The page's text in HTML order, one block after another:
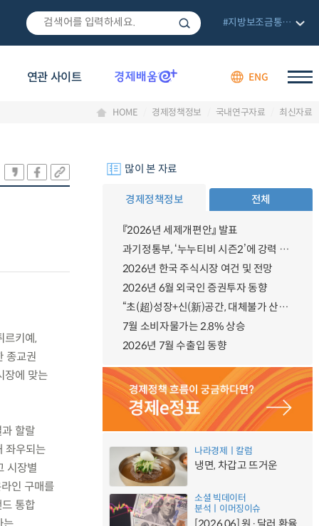
연관 사이트 ENG
#지방보조금통합관리망
HOME 경제정책정보 국내연구자료 최신자료
르키예,
종교권
장에 맞는
할랄
좌우되는
시장별
인 구매를
통합
많이 본 자료
경제정책정보 전체
『2026년 세제개편안』 발표
과기정통부, ‘누누티비 시즌2’에 강력 대응 의지 밝혀
2026년 한국 주식시장 여건 및 전망
2026년 6월 외국인 증권투자 동향
“초(超)성장+신(新)공간, 대체불가 산업강국”
7월 소비자물가는 2.8% 상승
2026년 7월 수출입 동향
나라경제ㅣ칼럼
냉면, 차갑고 뜨거운
소셜 빅데이터
분석ㅣ이머징이슈